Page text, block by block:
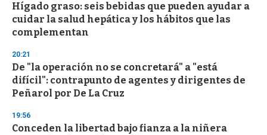
Hígado graso: seis bebidas que pueden ayudar a
cuidar la salud hepática y los hábitos que las
complementan
20:21
De "la operación no se concretará" a "está
difícil": contrapunto de agentes y dirigentes de
Peñarol por De La Cruz
19:56
Conceden la libertad bajo fianza a la niñera